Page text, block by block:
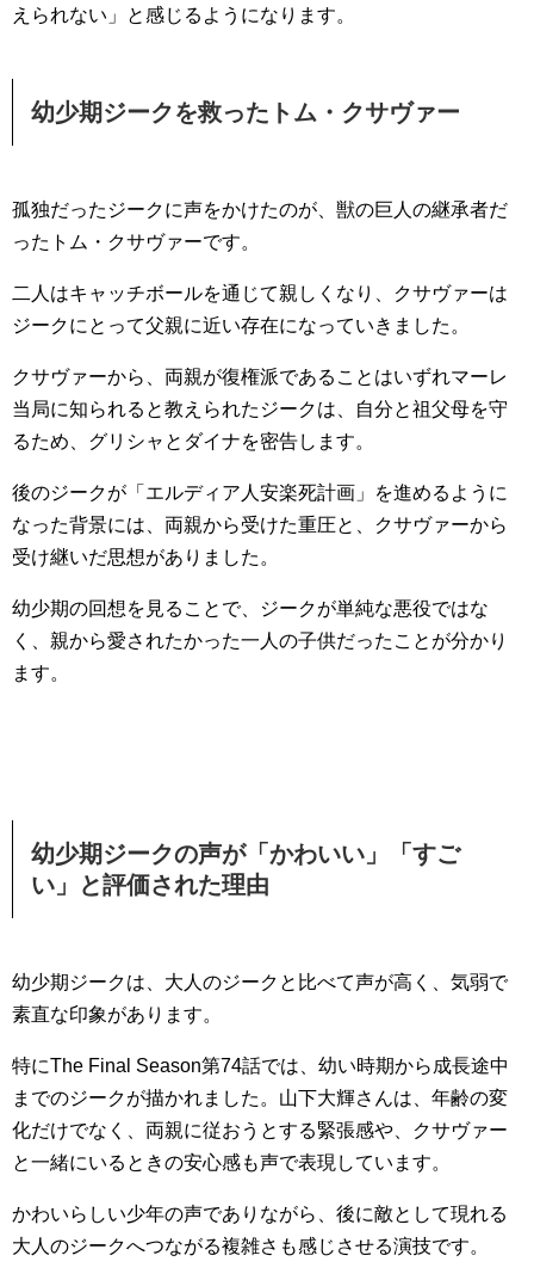
えられない」と感じるようになります。
幼少期ジークを救ったトム・クサヴァー
孤独だったジークに声をかけたのが、獣の巨人の継承者だ
ったトム・クサヴァーです。
二人はキャッチボールを通じて親しくなり、クサヴァーは
ジークにとって父親に近い存在になっていきました。
クサヴァーから、両親が復権派であることはいずれマーレ
当局に知られると教えられたジークは、自分と祖父母を守
るため、グリシャとダイナを密告します。
後のジークが「エルディア人安楽死計画」を進めるように
なった背景には、両親から受けた重圧と、クサヴァーから
受け継いだ思想がありました。
幼少期の回想を見ることで、ジークが単純な悪役ではな
く、親から愛されたかった一人の子供だったことが分かり
ます。
幼少期ジークの声が「かわいい」「すご
い」と評価された理由
幼少期ジークは、大人のジークと比べて声が高く、気弱で
素直な印象があります。
特にThe Final Season第74話では、幼い時期から成長途中
までのジークが描かれました。山下大輝さんは、年齢の変
化だけでなく、両親に従おうとする緊張感や、クサヴァー
と一緒にいるときの安心感も声で表現しています。
かわいらしい少年の声でありながら、後に敵として現れる
大人のジークへつながる複雑さも感じさせる演技です。